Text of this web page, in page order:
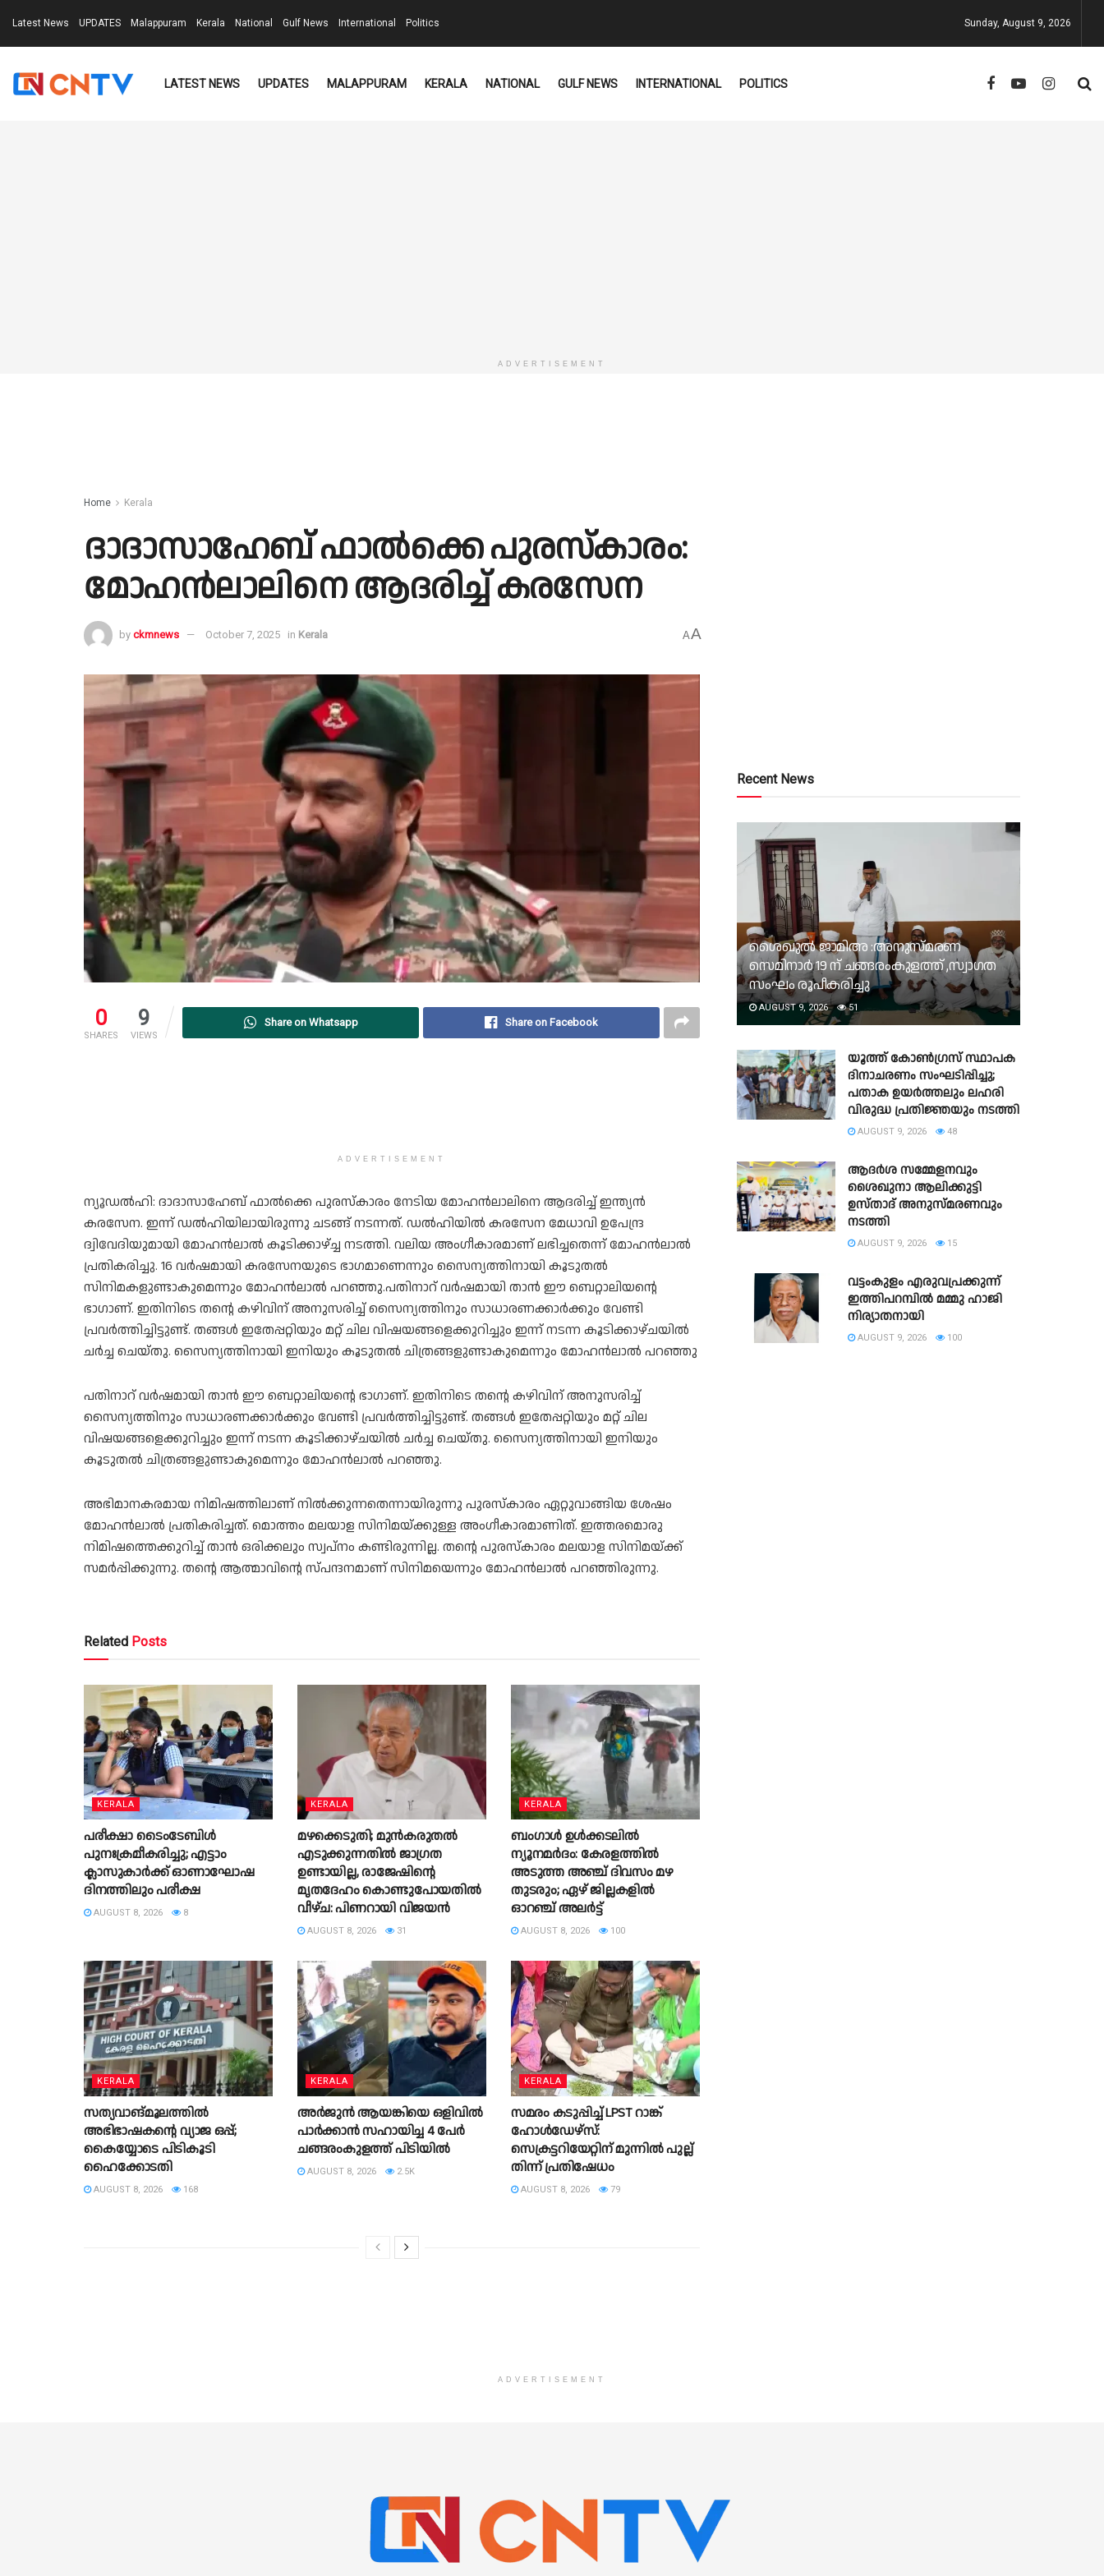
Latest News UPDATES Malappuram Kerala National Gulf News International Politics Sunday, August 9, 2026
LATEST NEWS UPDATES MALAPPURAM KERALA NATIONAL GULF NEWS INTERNATIONAL POLITICS
ADVERTISEMENT
Home Kerala
ദാദാസാഹേബ് ഫാൽക്കെ പുരസ്കാരം:
മോഹൻലാലിനെ ആദരിച്ച് കരസേന
by ckmnews October 7, 2025 in Kerala AA
0
SHARES
9
VIEWS
Share on Whatsapp Share on Facebook
ADVERTISEMENT
ന്യൂഡൽഹി: ദാദാസാഹേബ് ഫാൽക്കെ പുരസ്‌കാരം നേടിയ മോഹന്‍ലാലിനെ ആദരിച്ച് ഇന്ത്യന്‍
കരസേന. ഇന്ന് ഡൽഹിയിലായിരുന്നു ചടങ്ങ് നടന്നത്. ഡല്‍ഹിയില്‍ കരസേന മേധാവി ഉപേന്ദ്ര
ദ്വിവേദിയുമായി മോഹൻലാൽ കൂടിക്കാഴ്ച്ച നടത്തി. വലിയ അംഗീകാരമാണ് ലഭിച്ചതെന്ന് മോഹൻലാൽ
പ്രതികരിച്ചു. 16 വര്‍ഷമായി കരസേനയുടെ ഭാഗമാണെന്നും സൈന്യത്തിനായി കൂടുതല്‍
സിനിമകളുണ്ടാകുമെന്നും മോഹന്‍ലാല്‍ പറഞ്ഞു.പതിനാറ് വർഷമായി താൻ ഈ ബെറ്റാലിയന്റെ
ഭാഗാണ്. ഇതിനിടെ തന്റെ കഴിവിന് അനുസരിച്ച് സൈന്യത്തിനും സാധാരണക്കാർക്കും വേണ്ടി
പ്രവർത്തിച്ചിട്ടുണ്ട്. തങ്ങൾ ഇതേപ്പറ്റിയും മറ്റ് ചില വിഷയങ്ങളെക്കുറിച്ചും ഇന്ന് നടന്ന കൂടിക്കാഴ്ചയിൽ
ചർച്ച ചെയ്തു. സൈന്യത്തിനായി ഇനിയും കൂടുതല്‍ ചിത്രങ്ങളുണ്ടാകുമെന്നും മോഹന്‍ലാല്‍ പറഞ്ഞു
പതിനാറ് വർഷമായി താൻ ഈ ബെറ്റാലിയന്റെ ഭാഗാണ്. ഇതിനിടെ തന്റെ കഴിവിന് അനുസരിച്ച്
സൈന്യത്തിനും സാധാരണക്കാർക്കും വേണ്ടി പ്രവർത്തിച്ചിട്ടുണ്ട്. തങ്ങൾ ഇതേപ്പറ്റിയും മറ്റ് ചില
വിഷയങ്ങളെക്കുറിച്ചും ഇന്ന് നടന്ന കൂടിക്കാഴ്ചയിൽ ചർച്ച ചെയ്തു. സൈന്യത്തിനായി ഇനിയും
കൂടുതല്‍ ചിത്രങ്ങളുണ്ടാകുമെന്നും മോഹന്‍ലാല്‍ പറഞ്ഞു.
അഭിമാനകരമായ നിമിഷത്തിലാണ് നില്‍ക്കുന്നതെന്നായിരുന്നു പുരസ്കാരം ഏറ്റുവാങ്ങിയ ശേഷം
മോഹൻലാൽ പ്രതികരിച്ചത്. മൊത്തം മലയാള സിനിമയ്ക്കുള്ള അംഗീകാരമാണിത്. ഇത്തരമൊരു
നിമിഷത്തെക്കുറിച്ച് താന്‍ ഒരിക്കലും സ്വപ്നം കണ്ടിരുന്നില്ല. തന്റെ പുരസ്‌കാരം മലയാള സിനിമയ്ക്ക്
സമര്‍പ്പിക്കുന്നു. തന്റെ ആത്മാവിന്റെ സ്പന്ദനമാണ് സിനിമയെന്നും മോഹൻലാൽ പറഞ്ഞിരുന്നു.
Related Posts
KERALA
പരീക്ഷാ ടൈംടേബിൾ
പുനഃക്രമീകരിച്ചു; എട്ടാം
ക്ലാസുകാർക്ക് ഓണാഘോഷ
ദിനത്തിലും പരീക്ഷ
AUGUST 8, 2026 8
KERALA
മഴക്കെടുതി; മുൻകരുതൽ
എടുക്കുന്നതിൽ ജാഗ്രത
ഉണ്ടായില്ല, രാജേഷിന്റെ
മൃതദേഹം കൊണ്ടുപോയതിൽ
വീഴ്ച: പിണറായി വിജയൻ
AUGUST 8, 2026 31
KERALA
ബംഗാൾ ഉൾക്കടലിൽ
ന്യൂനമർദം: കേരളത്തിൽ
അടുത്ത അഞ്ച് ദിവസം മഴ
തുടരും; ഏഴ് ജില്ലകളിൽ
ഓറഞ്ച് അലർട്ട്
AUGUST 8, 2026 100
KERALA
സത്യവാങ്മൂലത്തില്‍
അഭിഭാഷകൻ്റെ വ്യാജ ഒപ്പ്;
കൈയ്യോടെ പിടികൂടി
ഹൈക്കോടതി
AUGUST 8, 2026 168
KERALA
അർജുൻ ആയങ്കിയെ ഒളിവിൽ
പാർക്കാൻ സഹായിച്ച 4 പേര്‍
ചങ്ങരംകുളത്ത് പിടിയില്‍
AUGUST 8, 2026 2.5K
KERALA
സമരം കടുപ്പിച്ച് LPST റാങ്ക്
ഹോൾഡേഴ്സ്:
സെക്രട്ടറിയേറ്റിന് മുന്നിൽ പുല്ല്
തിന്ന് പ്രതിഷേധം
AUGUST 8, 2026 79
Recent News
ശൈഖുൽ ജാമിഅ :അനുസ്മരണ
സെമിനാർ 19 ന് ചങ്ങരംകുളത്ത് ,സ്വാഗത
സംഘം രൂപീകരിച്ചു
AUGUST 9, 2026 51
യൂത്ത് കോൺഗ്രസ് സ്ഥാപക
ദിനാചരണം സംഘടിപ്പിച്ചു;
പതാക ഉയർത്തലും ലഹരി
വിരുദ്ധ പ്രതിജ്ഞയും നടത്തി
AUGUST 9, 2026 48
ആദർശ സമ്മേളനവും
ശൈഖുനാ ആലിക്കുട്ടി
ഉസ്താദ് അനുസ്മരണവും
നടത്തി
AUGUST 9, 2026 15
വട്ടംകുളം എരുവപ്രക്കുന്ന്
ഇത്തിപറമ്പിൽ മമ്മു ഹാജി
നിര്യാതനായി
AUGUST 9, 2026 100
ADVERTISEMENT